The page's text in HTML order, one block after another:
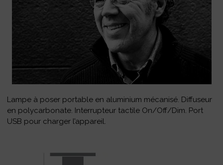
Lampe à poser portable en aluminium mécanisé. Diffuseur
en polycarbonate. Interrupteur tactile On/Off/Dim. Port
USB pour charger l’appareil.